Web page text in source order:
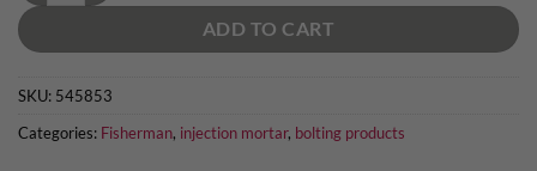
ADD TO CART
SKU: 545853
Categories: Fisherman, injection mortar, bolting products